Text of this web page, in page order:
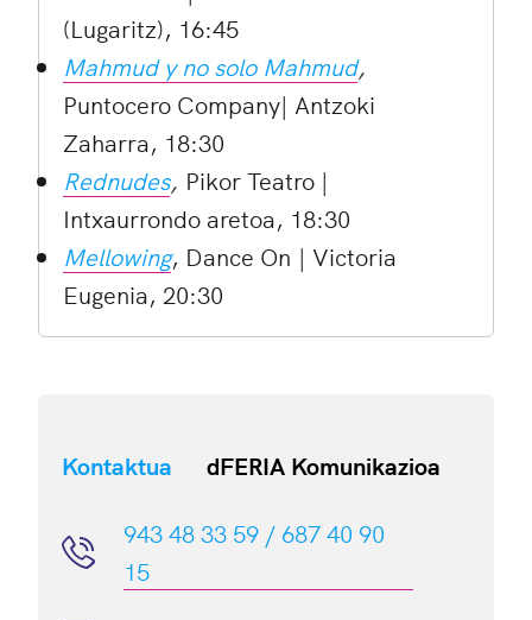
(Lugaritz), 16:45
Mahmud y no solo Mahmud,
Puntocero Company| Antzoki
Zaharra, 18:30
Rednudes, Pikor Teatro |
Intxaurrondo aretoa, 18:30
Mellowing, Dance On | Victoria
Eugenia, 20:30
Kontaktua dFERIA Komunikazioa
943 48 33 59 / 687 40 90
15